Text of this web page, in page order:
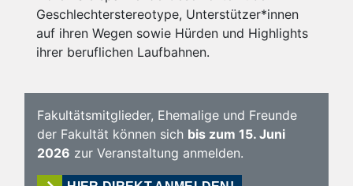
Geschlechterstereotype, Unterstützer*innen
auf ihren Wegen sowie Hürden und Highlights
ihrer beruflichen Laufbahnen.
Fakultätsmitglieder, Ehemalige und Freunde
der Fakultät können sich bis zum 15. Juni
2026 zur Veranstaltung anmelden.